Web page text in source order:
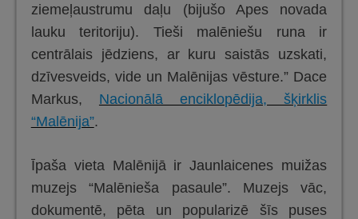
ziemeļaustrumu daļu (bijušo Apes novada
lauku teritoriju). Tieši malēniešu runa ir
centrālais jēdziens, ar kuru saistās uzskati,
dzīvesveids, vide un Malēnijas vēsture.” Dace
Markus, Nacionālā enciklopēdija, šķirklis
“Malēnija”.
Īpaša vieta Malēnijā ir Jaunlaicenes muižas
muzejs “Malēnieša pasaule”. Muzejs vāc,
dokumentē, pēta un popularizē šīs puses